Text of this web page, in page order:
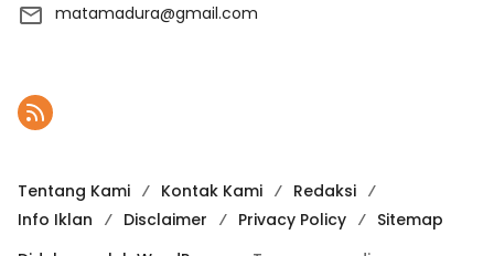
matamadura@gmail.com
Tentang Kami Kontak Kami
Redaksi
Info Iklan
Disclaimer Privacy Policy
Sitemap